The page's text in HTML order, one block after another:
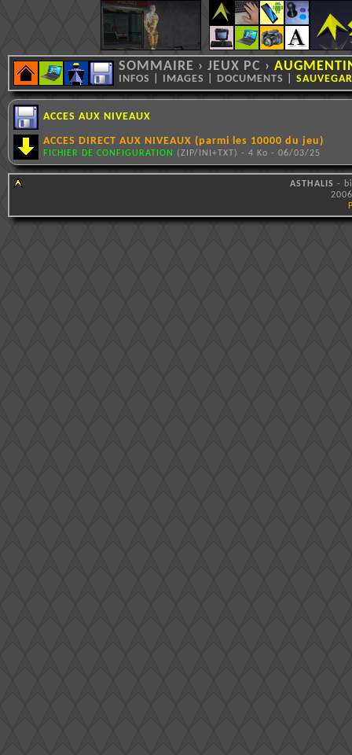
SOMMAIRE › JEUX PC ›
INFOS IMAGES DOCUMENTS
ACCES AUX NIVEAUX
ACCES DIRECT AUX NIVEAUX (parmi les 10000 du jeu)
FICHIER DE CONFIGURATION (ZIP/INI+TXT) - 4 Ko - 06/03/25
ASTHALIS -